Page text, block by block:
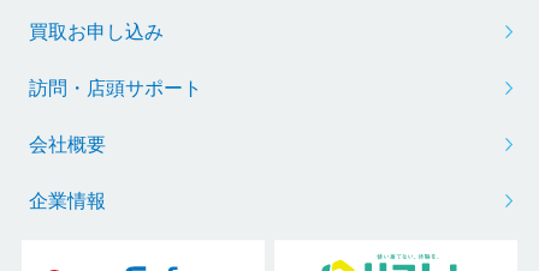
買取お申し込み
訪問・店頭サポート
会社概要
企業情報